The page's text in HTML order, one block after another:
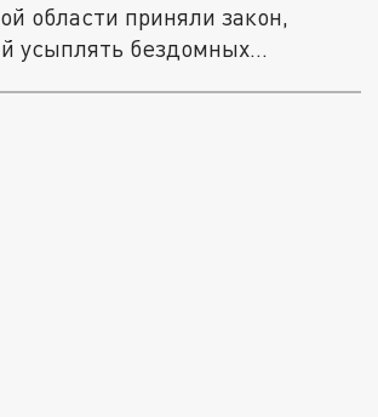
области приняли закон,
усыплять бездомных...